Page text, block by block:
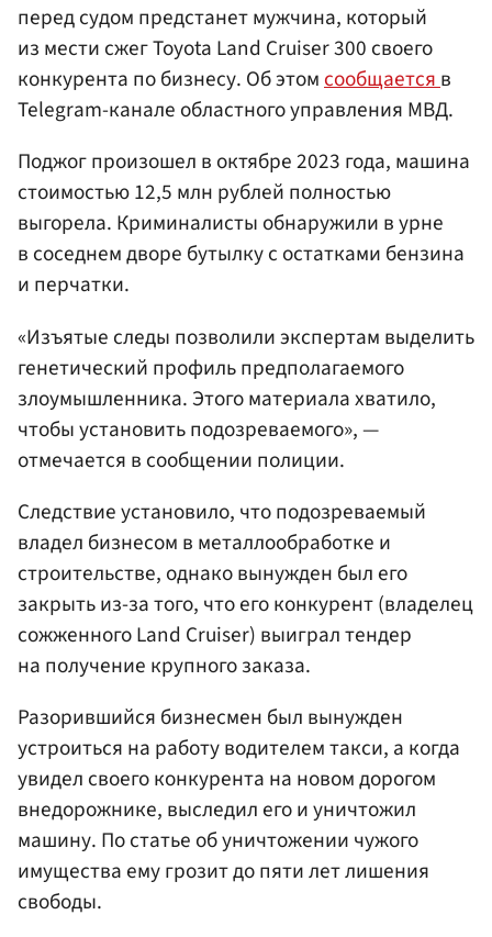
перед судом предстанет мужчина, который
из мести сжег Toyota Land Cruiser 300 своего
конкурента по бизнесу. Об этомсообщаетсяв
Telegram-канале областного управления МВД.
Поджог произошел в октябре 2023 года, машина
стоимостью 12,5 млн рублей полностью
выгорела. Криминалисты обнаружили в урне
в соседнем дворе бутылку с остатками бензина
и перчатки.
«Изъятые следы позволили экспертам выделить
генетический профиль предполагаемого
злоумышленника. Этого материала хватило,
чтобы установить подозреваемого», —
отмечается в сообщении полиции.
Следствие установило, что подозреваемый
владел бизнесом в металлообработке и
строительстве, однако вынужден был его
закрыть из-за того, что его конкурент (владелец
сожженного Land Cruiser) выиграл тендер
на получение крупного заказа.
Разорившийся бизнесмен был вынужден
устроиться на работу водителем такси, а когда
увидел своего конкурента на новом дорогом
внедорожнике, выследил его и уничтожил
машину. По статье об уничтожении чужого
имущества ему грозит до пяти лет лишения
свободы.